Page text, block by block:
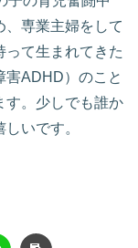
、専業主婦をして
って生まれてきた
害ADHD）のこと
す。少しでも誰か
いです。